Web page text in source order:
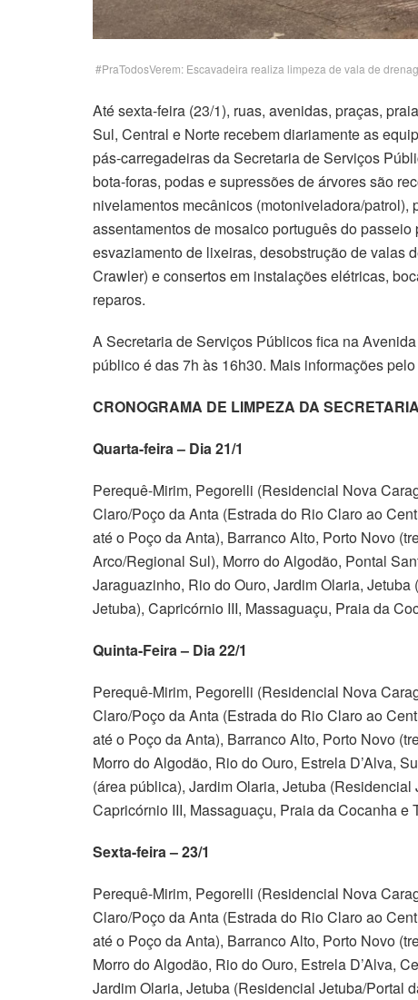
#PraTodosVerem: Escavadeira realiza limpeza de vala de
Até sexta-feira (23/1), ruas, avenidas, praças,
Sul, Central e Norte recebem diariamente as
pás-carregadeiras da Secretaria de Serviços
bota-foras, podas e supressões de árvores são
nivelamentos mecânicos (motoniveladora/
assentamentos de mosaico português do
esvaziamento de lixeiras, desobstrução de valas
Crawler) e consertos em instalações elétricas,
reparos.
A Secretaria de Serviços Públicos fica na
público é das 7h às 16h30. Mais informações
CRONOGRAMA DE LIMPEZA DA
Quarta-feira – Dia 21/1
Perequê-Mirim, Pegorelli (Residencial Nova
Claro/Poço da Anta (Estrada do Rio Claro ao
até o Poço da Anta), Barranco Alto, Porto Novo
Arco/Regional Sul), Morro do Algodão, Pontal
Jaraguazinho, Rio do Ouro, Jardim Olaria,
Jetuba), Capricórnio III, Massaguaçu, Praia da
Quinta-Feira – Dia 22/1
Perequê-Mirim, Pegorelli (Residencial Nova
Claro/Poço da Anta (Estrada do Rio Claro ao
até o Poço da Anta), Barranco Alto, Porto Novo
Morro do Algodão, Rio do Ouro, Estrela D’Alva,
(área pública), Jardim Olaria, Jetuba
Capricórnio III, Massaguaçu, Praia da Cocanha e
Sexta-feira – 23/1
Perequê-Mirim, Pegorelli (Residencial Nova
Claro/Poço da Anta (Estrada do Rio Claro ao
até o Poço da Anta), Barranco Alto, Porto Novo
Morro do Algodão, Rio do Ouro, Estrela D’Alva,
Jardim Olaria, Jetuba (Residencial Jetuba/Portal